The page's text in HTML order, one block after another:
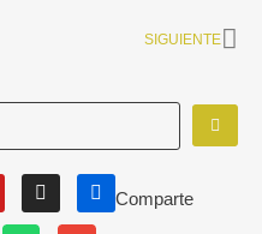
SIGUIENTE
Comparte